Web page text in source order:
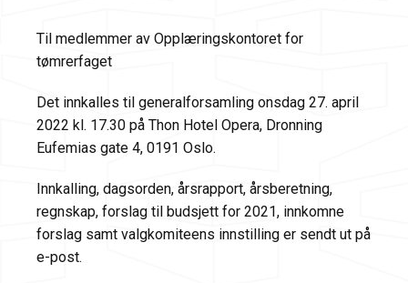
Til medlemmer av Opplæringskontoret for
tømrerfaget
Det innkalles til generalforsamling onsdag 27. april
2022 kl. 17.30 på Thon Hotel Opera, Dronning
Eufemias gate 4, 0191 Oslo.
Innkalling, dagsorden, årsrapport, årsberetning,
regnskap, forslag til budsjett for 2021, innkomne
forslag samt valgkomiteens innstilling er sendt ut på
e-post.